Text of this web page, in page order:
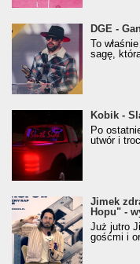
donGURALesko z
Klasyczny/
(Popkillery 2023)
DGE -
To
sagę,
Kobik - Slalom ft.
[Official Music
Kobik -
Po
utwór i
Jimek zdradza
Hopu" - wywiad
Jimek
Hopu" -
Już jutro
gośćmi i